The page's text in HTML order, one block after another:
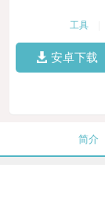
工具
安卓下载
简介